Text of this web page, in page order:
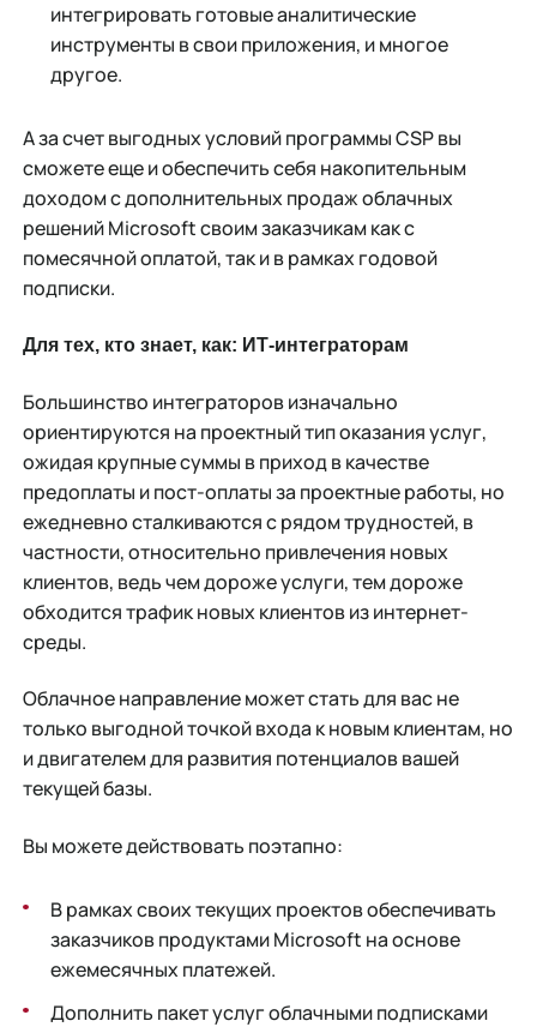
интегрировать готовые аналитические
инструменты в свои приложения, и многое
другое.
А за счет выгодных условий программы CSP вы
сможете еще и обеспечить себя накопительным
доходом с дополнительных продаж облачных
решений Microsoft своим заказчикам как с
помесячной оплатой, так и в рамках годовой
подписки.
Для тех, кто знает, как: ИТ-интеграторам
Большинство интеграторов изначально
ориентируются на проектный тип оказания услуг,
ожидая крупные суммы в приход в качестве
предоплаты и пост-оплаты за проектные работы, но
ежедневно сталкиваются с рядом трудностей, в
частности, относительно привлечения новых
клиентов, ведь чем дороже услуги, тем дороже
обходится трафик новых клиентов из интернет-
среды.
Облачное направление может стать для вас не
только выгодной точкой входа к новым клиентам, но
и двигателем для развития потенциалов вашей
текущей базы.
Вы можете действовать поэтапно:
В рамках своих текущих проектов обеспечивать
заказчиков продуктами Microsoft на основе
ежемесячных платежей.
Дополнить пакет услуг облачными подписками